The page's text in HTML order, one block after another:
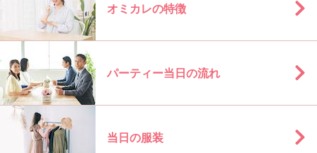
オミカレの特徴
パーティー当日の流れ
当日の服装